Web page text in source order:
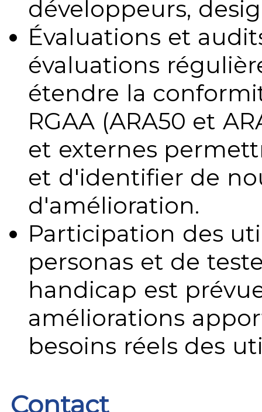
développeurs,
Évaluations et
évaluations
étendre la
RGAA (ARA50 et
et externes
et d'identifier de
d'amélioration.
Participation des
personas et de
handicap est
améliorations
besoins réels des
Contact